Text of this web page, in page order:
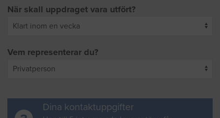
När skall uppdraget vara utfört?
Vem representerar du?
Dina kontaktuppgifter